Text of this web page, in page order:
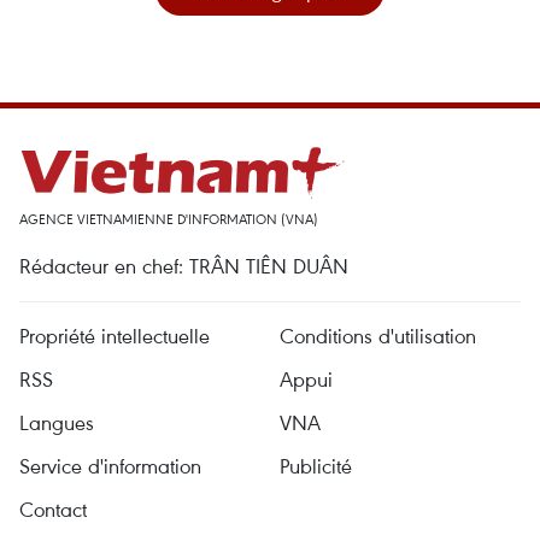
AGENCE VIETNAMIENNE D'INFORMATION (VNA)
Rédacteur en chef: TRÂN TIÊN DUÂN
Propriété intellectuelle
Conditions d'utilisation
RSS
Appui
Langues
VNA
Service d'information
Publicité
Contact